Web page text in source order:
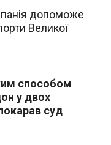
допоможе
Великої
способом
у двох
суд